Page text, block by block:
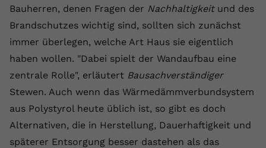
Bauherren, denen Fragen der Nachhaltigkeitund des
Brandschutzes wichtig sind, sollten sich zunächst
immer überlegen, welche Art Haus sie eigentlich
haben wollen. "Dabei spielt der Wandaufbau eine
zentrale Rolle", erläutert Bausachverständiger
Stewen. Auch wenn das Wärmedämmverbundsystem
aus Polystyrol heute üblich ist, so gibt es doch
Alternativen, die in Herstellung, Dauerhaftigkeit und
späterer Entsorgung besser dastehen als das
Zweck
registriert eine eindeutige ID, um
Daten darüber zu speichern, welche
gesehen hat.
Anbieter Youtube.com
Laufzeit Session